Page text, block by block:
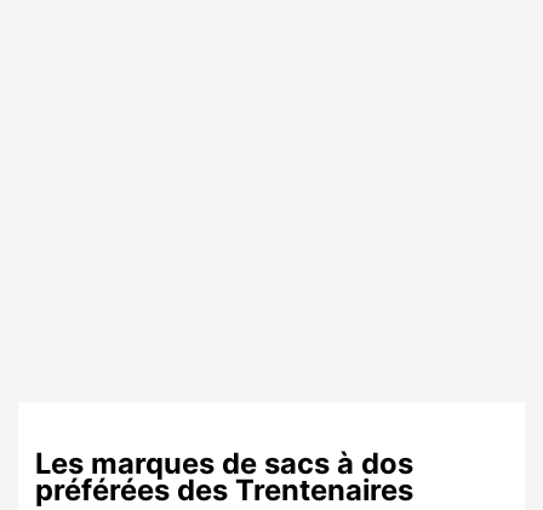
Les marques de sacs à dos
préférées des Trentenaires